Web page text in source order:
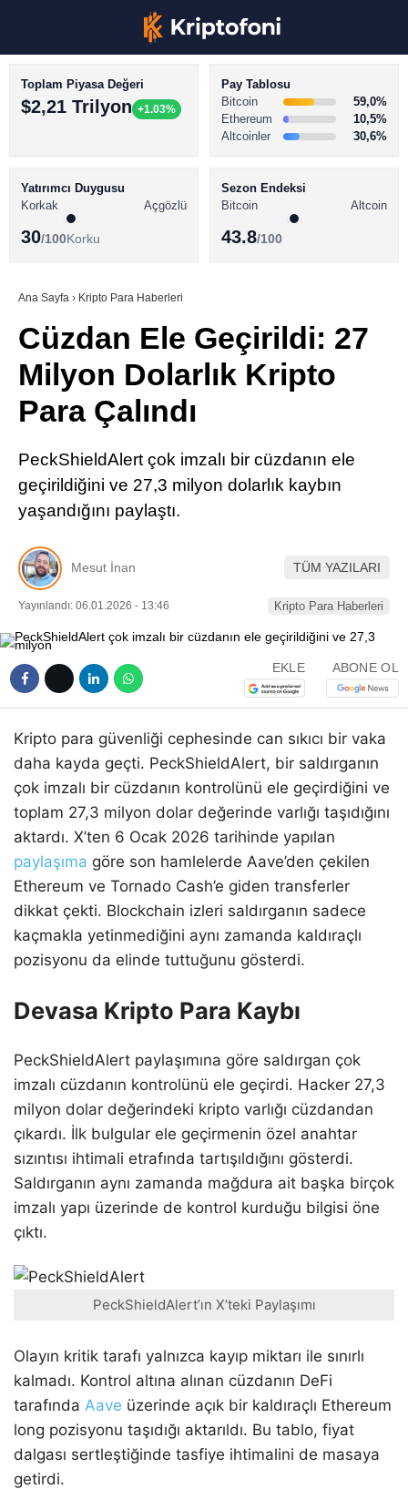
Youtube
TikTok
LinkedIn
BİTCOİN HABERLERİ
ALTCOİN HABERLERİ
SÖZLÜK
Toplam Piyasa Değeri
$2,21 Trilyon +1.03%
Pay Tablosu
Bitcoin
59,0%
Ethereum
10,5%
Altcoinler
30,6%
Yatırımcı Duygusu
Korkak
Açgözlü
30/100Korku
Sezon Endeksi
Bitcoin
Altcoin
43.8/100
Ana Sayfa › Kripto Para Haberleri
Cüzdan Ele Geçirildi: 27
Milyon Dolarlık Kripto
Para Çalındı
PeckShieldAlert çok imzalı bir cüzdanın ele
geçirildiğini ve 27,3 milyon dolarlık kaybın
yaşandığını paylaştı.
Mesut İnan TÜM YAZILARI
Yayınlandı: 06.01.2026 - 13:46 Kripto Para Haberleri
EKLE ABONE OL
Kripto para güvenliği cephesinde can sıkıcı bir vaka
daha kayda geçti. PeckShieldAlert, bir saldırganın
çok imzalı bir cüzdanın kontrolünü ele geçirdiğini ve
toplam 27,3 milyon dolar değerinde varlığı taşıdığını
aktardı. X’ten 6 Ocak 2026 tarihinde yapılan
paylaşıma göre son hamlelerde Aave’den çekilen
Ethereum ve Tornado Cash’e giden transferler
dikkat çekti. Blockchain izleri saldırganın sadece
kaçmakla yetinmediğini aynı zamanda kaldıraçlı
pozisyonu da elinde tuttuğunu gösterdi.
Devasa Kripto Para Kaybı
PeckShieldAlert paylaşımına göre saldırgan çok
imzalı cüzdanın kontrolünü ele geçirdi. Hacker 27,3
milyon dolar değerindeki kripto varlığı cüzdandan
çıkardı. İlk bulgular ele geçirmenin özel anahtar
sızıntısı ihtimali etrafında tartışıldığını gösterdi.
Saldırganın aynı zamanda mağdura ait başka birçok
imzalı yapı üzerinde de kontrol kurduğu bilgisi öne
çıktı.
PeckShieldAlert’ın X’teki Paylaşımı
Olayın kritik tarafı yalnızca kayıp miktarı ile sınırlı
kalmadı. Kontrol altına alınan cüzdanın DeFi
tarafında Aave üzerinde açık bir kaldıraçlı Ethereum
long pozisyonu taşıdığı aktarıldı. Bu tablo, fiyat
dalgası sertleştiğinde tasfiye ihtimalini de masaya
getirdi.